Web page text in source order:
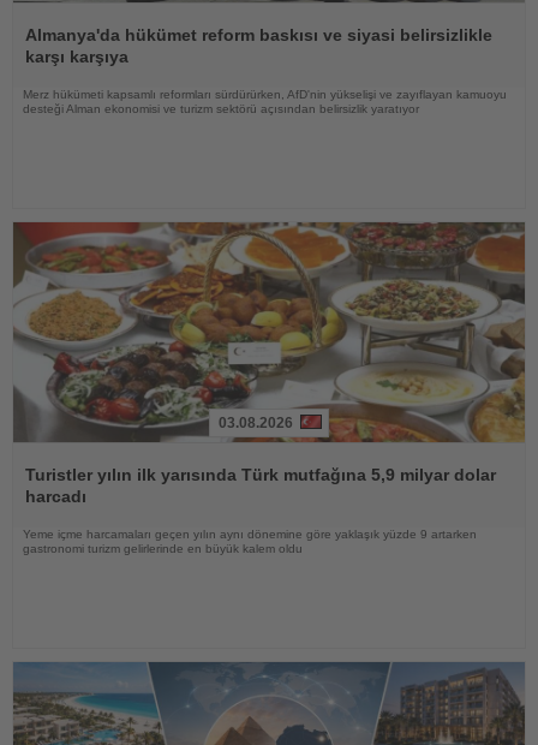
Oku
Almanya'da hükümet reform baskısı ve siyasi belirsizlikle
karşı karşıya
Merz hükümeti kapsamlı reformları sürdürürken, AfD'nin yükselişi ve zayıflayan kamuoyu
desteği Alman ekonomisi ve turizm sektörü açısından belirsizlik yaratıyor
Oku
03.08.2026
Turistler yılın ilk yarısında Türk mutfağına 5,9 milyar dolar
harcadı
Yeme içme harcamaları geçen yılın aynı dönemine göre yaklaşık yüzde 9 artarken
gastronomi turizm gelirlerinde en büyük kalem oldu